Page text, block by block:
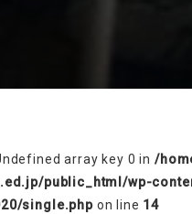
array key 0 in /
public_html/wp-
single.phpon line 14